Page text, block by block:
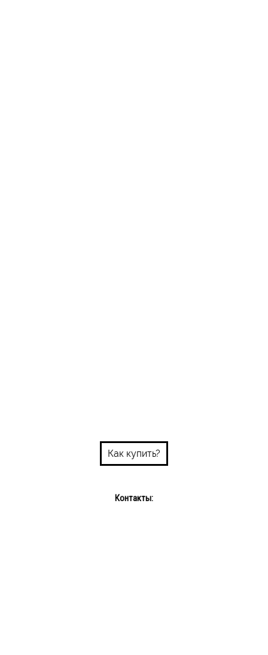
Как купить?
Контакты: